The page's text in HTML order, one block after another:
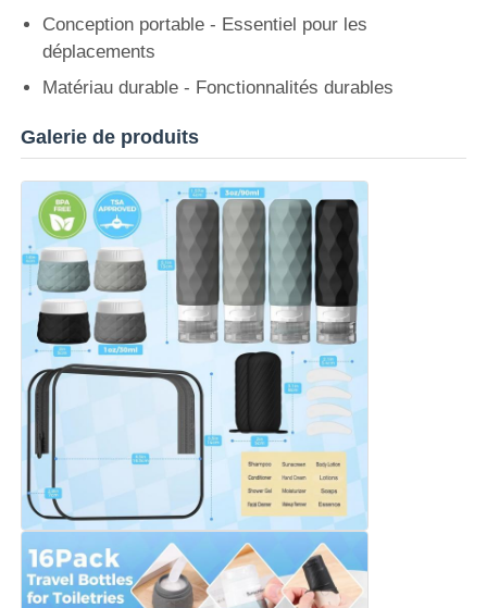
Conception portable - Essentiel pour les
déplacements
Matériau durable - Fonctionnalités durables
Galerie de produits